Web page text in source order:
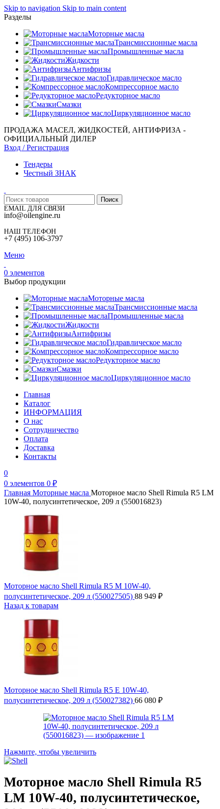
Skip to navigation Skip to main content
Разделы
Моторные масла
Трансмиссионные масла
Промышленные масла
Жидкости
Антифризы
Гидравлическое масло
Компрессорное масло
Редукторное масло
Смазки
Циркуляционное масло
ПРОДАЖА МАСЕЛ, ЖИДКОСТЕЙ, АНТИФРИЗА -
ОФИЦИАЛЬНЫЙ ДИЛЕР
Вход / Регистрация
Тендеры
Честный ЗНАК
Поиск
EMAIL ДЛЯ СВЯЗИ
info@oilengine.ru
НАШ ТЕЛЕФОН
+7 (495) 106-3797
Меню
0 элементов
Выбор продукции
Моторные масла
Трансмиссионные масла
Промышленные масла
Жидкости
Антифризы
Гидравлическое масло
Компрессорное масло
Редукторное масло
Смазки
Циркуляционное масло
Главная
Каталог
ИНФОРМАЦИЯ
О нас
Сотрудничество
Оплата
Доставка
Контакты
0
0 элементов 0 ₽
Главная Моторные масла Моторное масло Shell Rimula R5 LM
10W-40, полусинтетическое, 209 л (550016823)
Моторное масло Shell Rimula R5 M 10W-40,
полусинтетическое, 209 л (550027505) 88 949 ₽
Назад к товарам
Моторное масло Shell Rimula R5 E 10W-40,
полусинтетическое, 209 л (550027382) 66 080 ₽
Нажмите, чтобы увеличить
Моторное масло Shell Rimula R5
LM 10W-40, полусинтетическое,